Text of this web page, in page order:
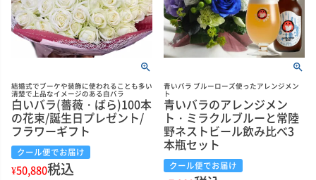
結婚式でブーケや装飾に使われることも多い
清楚で上品なイメージのある白バラ
白いバラ(薔薇・ばら)100本
の花束/誕生日プレゼント/
フラワーギフト
クール便でお届け
¥50,880税込
青いバラ ブルーローズ使ったアレンジメン
ト
青いバラのアレンジメン
ト・ミラクルブルーと常陸
野ネストビール飲み比べ3
本瓶セット
クール便でお届け